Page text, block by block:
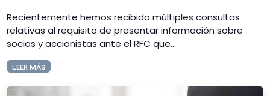
Recientemente hemos recibido múltiples consultas
relativas al requisito de presentar información sobre
socios y accionistas ante el RFC que...
LEER MÁS